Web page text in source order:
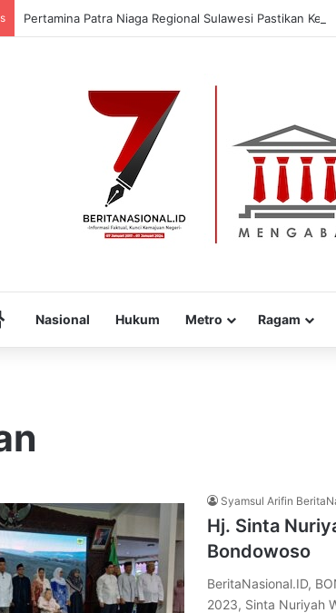
Pertamina Patra Niaga Regional Sulawesi Pastikan
HomeNasional Hukum Metro Ragam
Syamsul Arifin
Hj. Sinta
Bondowoso
BeritaNasional.ID,
2023, Sinta Nuriyah